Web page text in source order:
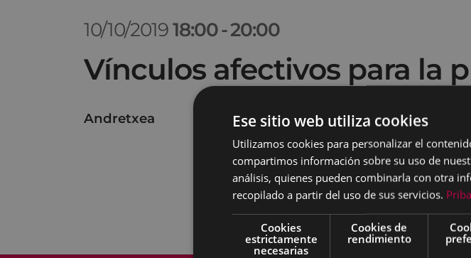
10/10/201918:00-20:00
Vínculos afectivos para la
Andretxea Ese sitio web utiliza cookies
Utilizamos cookies para personalizar el
compartimos información sobre su uso de
análisis, quienes pueden combinarla con otra
recopilado a partir del uso de sus servicios.
Cookies
estrictamente
necesarias
Cookies de
rendimiento